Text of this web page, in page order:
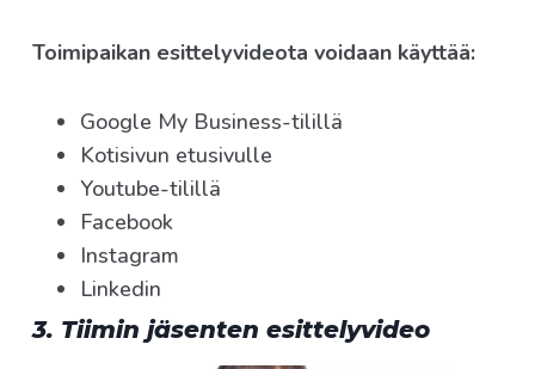
Toimipaikan esittelyvideota voidaan käyttää:
Google My Business-tilillä
Kotisivun etusivulle
Youtube-tilillä
Facebook
Instagram
Linkedin
3. Tiimin jäsenten esittelyvideo